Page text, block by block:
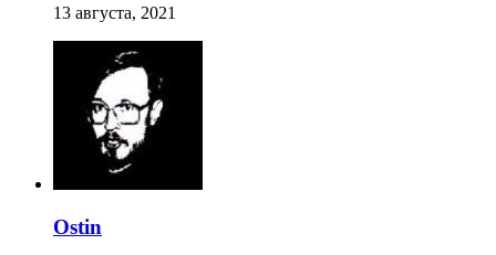
13 августа, 2021
Ostin